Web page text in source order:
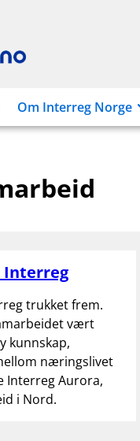
Om Interreg Norge
Interreg
trukket frem.
vært
kunnskap,
næringslivet
Interreg Aurora,
i Nord.